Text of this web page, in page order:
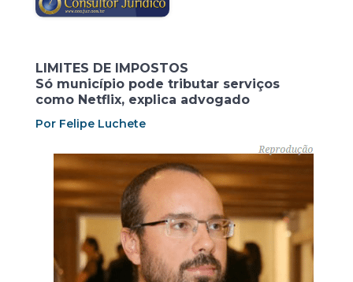
LIMITES DE IMPOSTOS
Só município pode tributar serviços
como Netflix, explica advogado
Por Felipe Luchete